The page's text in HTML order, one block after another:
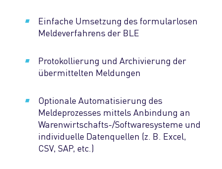
Einfache Umsetzung des formularlosen
Meldeverfahrens der BLE
Protokollierung und Archivierung der
übermittelten Meldungen
Optionale Automatisierung des
Meldeprozesses mittels Anbindung an
Warenwirtschafts-/Softwaresysteme und
individuelle Datenquellen (z. B. Excel,
CSV, SAP, etc.)